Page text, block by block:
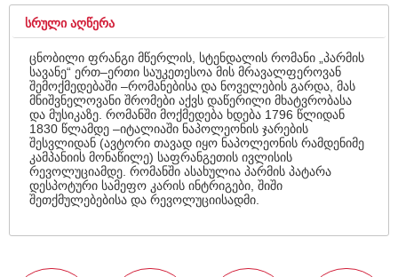
ᲡᲠᲣᲚᲘ ᲐᲦᲬᲔᲠᲐ
ცნობილი ფრანგი მწერლის, სტენდალის რომანი „პარმის
სავანე“ ერთ–ერთი საუკეთესოა მის მრავალფეროვან
შემოქმედებაში –რომანებისა და ნოველების გარდა, მას
მნიშვნელოვანი შრომები აქვს დაწერილი მხატვრობასა
და მუსიკაზე. რომანში მოქმედება ხდება 1796 წლიდან
1830 წლამდე –იტალიაში ნაპოლეონის ჯარების
შესვლიდან (ავტორი თავად იყო ნაპოლეონის რამდენიმე
კამპანიის მონაწილე) საფრანგეთის ივლისის
რევოლუციამდე. რომანში ასახულია პარმის პატარა
დესპოტური სამეფო კარის ინტრიგები, შიში
შეთქმულებებისა და რევოლუციისადმი.